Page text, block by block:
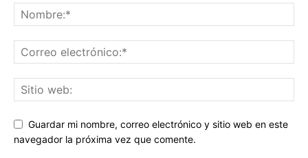
Guardar mi nombre, correo electrónico y sitio web en este
navegador la próxima vez que comente.